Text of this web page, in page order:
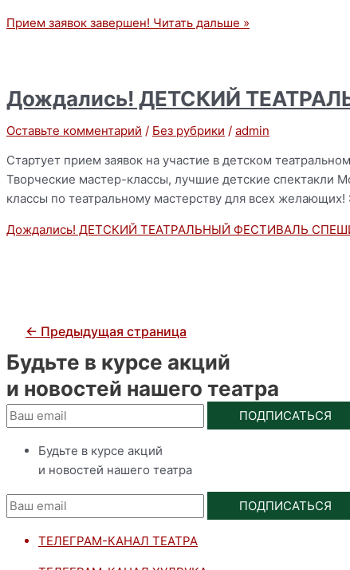
Прием заявок завершен! Читать дальше »
Дождались! ДЕТСКИЙ
Оставьте комментарий / Без рубрики / admin
Стартует прием заявок на участие в детском
Творческие мастер-классы, лучшие детские спектакли
классы по театральному мастерству для всех
Дождались! ДЕТСКИЙ ТЕАТРАЛЬНЫЙ ФЕСТИВАЛЬ
← Предыдущая страница
Будьте в курсе акций
и новостей нашего театра
ПОДПИСАТЬСЯ
Будьте в курсе акций
и новостей нашего театра
ПОДПИСАТЬСЯ
ТЕЛЕГРАМ-КАНАЛ ТЕАТРА